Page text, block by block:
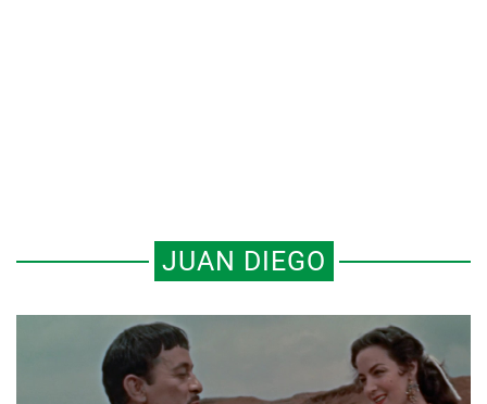
JUAN DIEGO
LOS SANTUARIOS